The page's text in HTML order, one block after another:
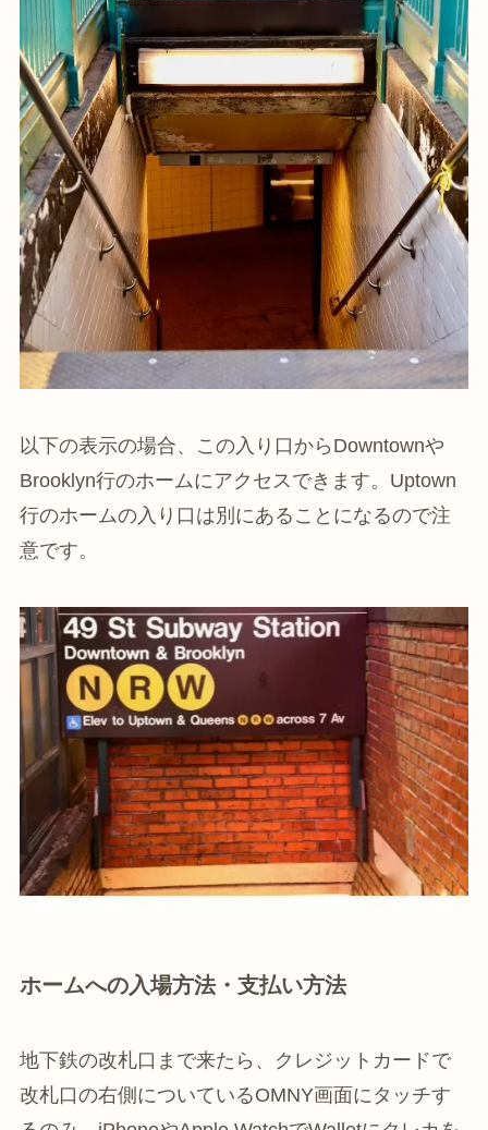
以下の表示の場合、この入り口からDowntownや
Brooklyn行のホームにアクセスできます。Uptown
行のホームの入り口は別にあることになるので注
意です。
ホームへの入場方法・支払い方法
地下鉄の改札口まで来たら、クレジットカードで
改札口の右側についているOMNY画面にタッチす